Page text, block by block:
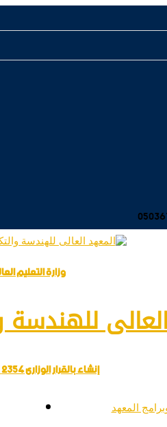
وزارة التعليم
للهندسة
إنشاء بالقرار الوزارى 2354 لسنة 2019
المعهد